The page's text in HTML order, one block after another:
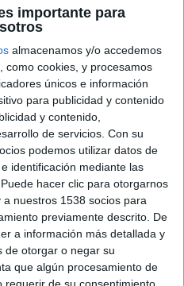
importante para
almacenamos y/o accedemos
como cookies, y procesamos
únicos e información
para publicidad y contenido
y contenido,
de servicios. Con su
podemos utilizar datos de
identificación mediante las
hacer clic para otorgarnos
nuestros 1538 socios para
previamente descrito. De
a información más detallada y
de otorgar o negar su
que algún procesamiento de
un allau de
mascaretes, com
en la logística
Aquest divendres,
es va fer la primera
confeccionades, per
1.361que es posaran
sanitari encara per
la resta es repartirà
del municipi que